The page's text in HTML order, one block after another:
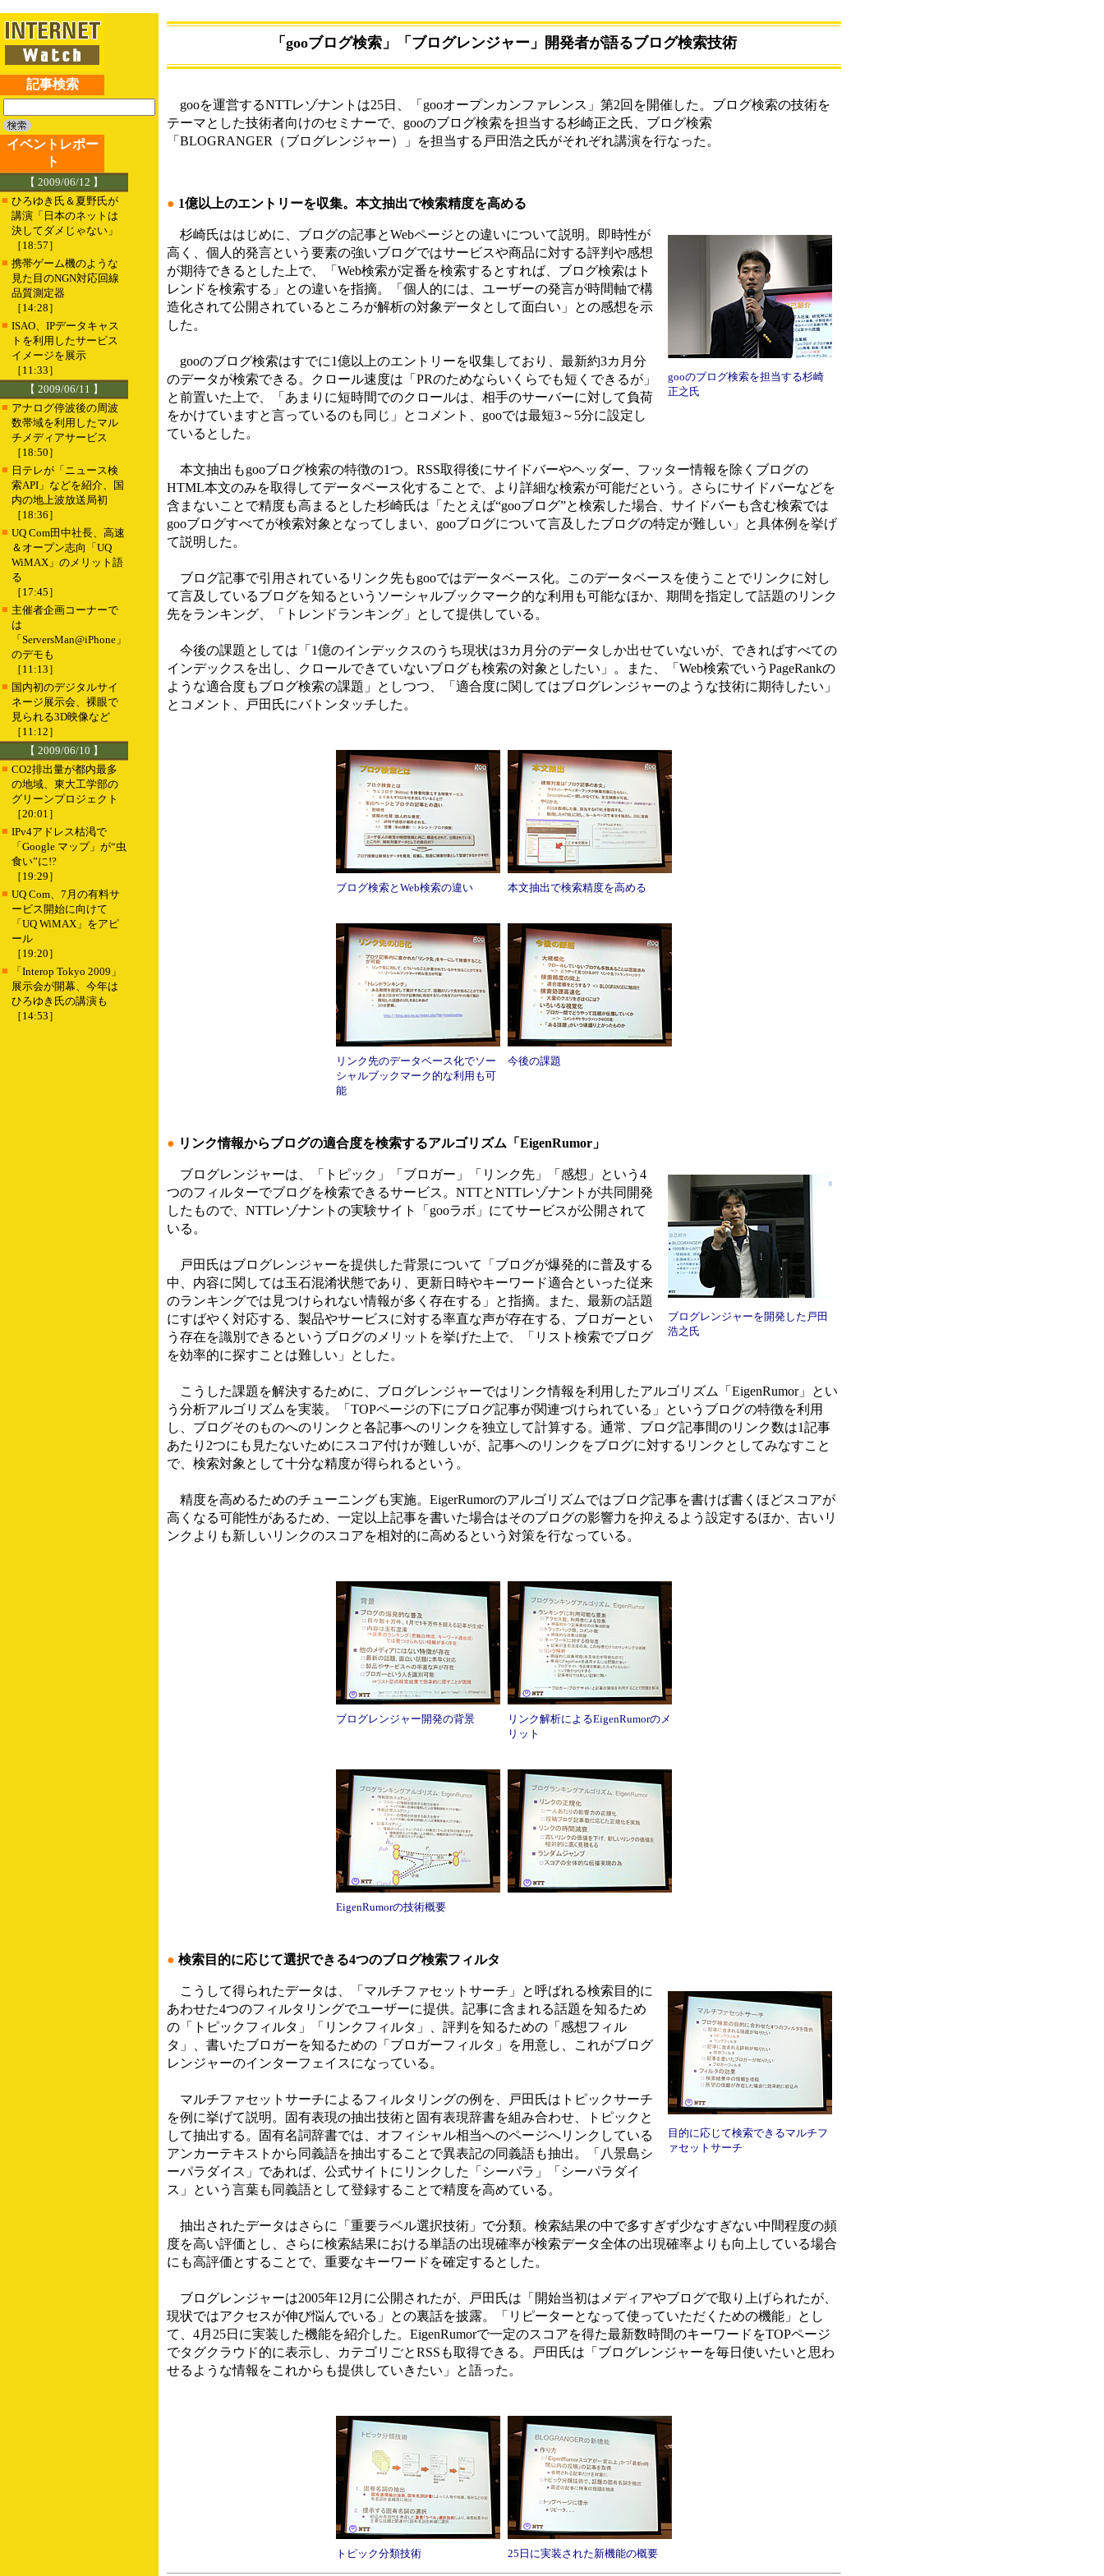
記事検索
イベントレポー
ト
【 2009/06/12 】
■ ひろゆき氏＆夏野氏が
講演「日本のネットは
決してダメじゃない」
［18:57］
■ 携帯ゲーム機のような
見た目のNGN対応回線
品質測定器
［14:28］
■ ISAO、IPデータキャス
トを利用したサービス
イメージを展示
［11:33］
【 2009/06/11 】
■ アナログ停波後の周波
数帯域を利用したマル
チメディアサービス
［18:50］
■ 日テレが「ニュース検
索API」などを紹介、国
内の地上波放送局初
［18:36］
■ UQ Com田中社長、高速
＆オープン志向「UQ
WiMAX」のメリット語
る
［17:45］
■ 主催者企画コーナーで
は
「ServersMan@iPhone」
のデモも
［11:13］
■ 国内初のデジタルサイ
ネージ展示会、裸眼で
見られる3D映像など
［11:12］
【 2009/06/10 】
■ CO2排出量が都内最多
の地域、東大工学部の
グリーンプロジェクト
［20:01］
■ IPv4アドレス枯渇で
「Google マップ」が“虫
食い”に!?
［19:29］
■ UQ Com、7月の有料サ
ービス開始に向けて
「UQ WiMAX」をアピ
ール
［19:20］
■
「Interop Tokyo 2009」
展示会が開幕、今年は
ひろゆき氏の講演も
［14:53］
「gooブログ検索」「ブログレンジャー」開発者が語るブログ検索技術
gooを運営するNTTレゾナントは25日、「gooオープンカンファレンス」第2回を開催した。ブログ検索の技術を
テーマとした技術者向けのセミナーで、gooのブログ検索を担当する杉崎正之氏、ブログ検索
「BLOGRANGER（ブログレンジャー）」を担当する戸田浩之氏がそれぞれ講演を行なった。
● 1億以上のエントリーを収集。本文抽出で検索精度を高める
gooのブログ検索を担当する杉崎
正之氏
杉崎氏ははじめに、ブログの記事とWebページとの違いについて説明。即時性が
高く、個人的発言という要素の強いブログではサービスや商品に対する評判や感想
が期待できるとした上で、「Web検索が定番を検索するとすれば、ブログ検索はト
レンドを検索する」との違いを指摘。「個人的には、ユーザーの発言が時間軸で構
造化されて公開されているところが解析の対象データとして面白い」との感想を示
した。
gooのブログ検索はすでに1億以上のエントリーを収集しており、最新約3カ月分
のデータが検索できる。クロール速度は「PRのためならいくらでも短くできるが」
と前置いた上で、「あまりに短時間でのクロールは、相手のサーバーに対して負荷
をかけていますと言っているのも同じ」とコメント、gooでは最短3～5分に設定し
ているとした。
本文抽出もgooブログ検索の特徴の1つ。RSS取得後にサイドバーやヘッダー、フッター情報を除くブログの
HTML本文のみを取得してデータベース化することで、より詳細な検索が可能だという。さらにサイドバーなどを
含まないことで精度も高まるとした杉崎氏は「たとえば“gooブログ”と検索した場合、サイドバーも含む検索では
gooブログすべてが検索対象となってしまい、gooブログについて言及したブログの特定が難しい」と具体例を挙げ
て説明した。
ブログ記事で引用されているリンク先もgooではデータベース化。このデータベースを使うことでリンクに対し
て言及しているブログを知るというソーシャルブックマーク的な利用も可能なほか、期間を指定して話題のリンク
先をランキング、「トレンドランキング」として提供している。
今後の課題としては「1億のインデックスのうち現状は3カ月分のデータしか出せていないが、できればすべての
インデックスを出し、クロールできていないブログも検索の対象としたい」。また、「Web検索でいうPageRankの
ような適合度もブログ検索の課題」としつつ、「適合度に関してはブログレンジャーのような技術に期待したい」
とコメント、戸田氏にバトンタッチした。
ブログ検索とWeb検索の違い 本文抽出で検索精度を高める
リンク先のデータベース化でソー
シャルブックマーク的な利用も可
能
今後の課題
● リンク情報からブログの適合度を検索するアルゴリズム「EigenRumor」
ブログレンジャーを開発した戸田
浩之氏
ブログレンジャーは、「トピック」「ブロガー」「リンク先」「感想」という4
つのフィルターでブログを検索できるサービス。NTTとNTTレゾナントが共同開発
したもので、NTTレゾナントの実験サイト「gooラボ」にてサービスが公開されて
いる。
戸田氏はブログレンジャーを提供した背景について「ブログが爆発的に普及する
中、内容に関しては玉石混淆状態であり、更新日時やキーワード適合といった従来
のランキングでは見つけられない情報が多く存在する」と指摘。また、最新の話題
にすばやく対応する、製品やサービスに対する率直な声が存在する、ブロガーとい
う存在を識別できるというブログのメリットを挙げた上で、「リスト検索でブログ
を効率的に探すことは難しい」とした。
こうした課題を解決するために、ブログレンジャーではリンク情報を利用したアルゴリズム「EigenRumor」とい
う分析アルゴリズムを実装。「TOPページの下にブログ記事が関連づけられている」というブログの特徴を利用
し、ブログそのものへのリンクと各記事へのリンクを独立して計算する。通常、ブログ記事間のリンク数は1記事
あたり2つにも見たないためにスコア付けが難しいが、記事へのリンクをブログに対するリンクとしてみなすこと
で、検索対象として十分な精度が得られるという。
精度を高めるためのチューニングも実施。EigerRumorのアルゴリズムではブログ記事を書けば書くほどスコアが
高くなる可能性があるため、一定以上記事を書いた場合はそのブログの影響力を抑えるよう設定するほか、古いリ
ンクよりも新しいリンクのスコアを相対的に高めるという対策を行なっている。
ブログレンジャー開発の背景
リンク解析によるEigenRumorのメ
リット
EigenRumorの技術概要
● 検索目的に応じて選択できる4つのブログ検索フィルタ
目的に応じて検索できるマルチフ
ァセットサーチ
こうして得られたデータは、「マルチファセットサーチ」と呼ばれる検索目的に
あわせた4つのフィルタリングでユーザーに提供。記事に含まれる話題を知るため
の「トピックフィルタ」「リンクフィルタ」、評判を知るための「感想フィル
タ」、書いたブロガーを知るための「ブロガーフィルタ」を用意し、これがブログ
レンジャーのインターフェイスになっている。
マルチファセットサーチによるフィルタリングの例を、戸田氏はトピックサーチ
を例に挙げて説明。固有表現の抽出技術と固有表現辞書を組み合わせ、トピックと
して抽出する。固有名詞辞書では、オフィシャル相当へのページへリンクしている
アンカーテキストから同義語を抽出することで異表記の同義語も抽出。「八景島シ
ーパラダイス」であれば、公式サイトにリンクした「シーパラ」「シーパラダイ
ス」という言葉も同義語として登録することで精度を高めている。
抽出されたデータはさらに「重要ラベル選択技術」で分類。検索結果の中で多すぎず少なすぎない中間程度の頻
度を高い評価とし、さらに検索結果における単語の出現確率が検索データ全体の出現確率よりも向上している場合
にも高評価とすることで、重要なキーワードを確定するとした。
ブログレンジャーは2005年12月に公開されたが、戸田氏は「開始当初はメディアやブログで取り上げられたが、
現状ではアクセスが伸び悩んでいる」との裏話を披露。「リピーターとなって使っていただくための機能」とし
て、4月25日に実装した機能を紹介した。EigenRumorで一定のスコアを得た最新数時間のキーワードをTOPページ
でタグクラウド的に表示し、カテゴリごとRSSも取得できる。戸田氏は「ブログレンジャーを毎日使いたいと思わ
せるような情報をこれからも提供していきたい」と語った。
トピック分類技術 25日に実装された新機能の概要